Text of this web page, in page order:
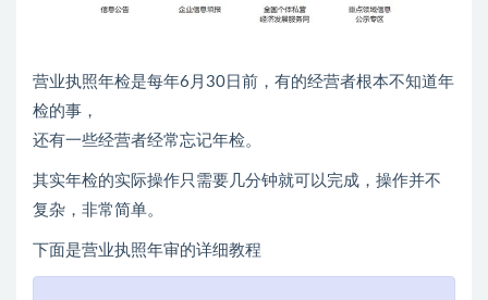
营业执照年检是每年6月30日前，有的经营者根本不知道年
检的事，
还有一些经营者经常忘记年检。
其实年检的实际操作只需要几分钟就可以完成，操作并不
复杂，非常简单。
下面是营业执照年审的详细教程